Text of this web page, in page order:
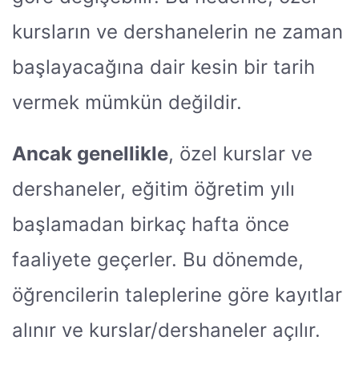
kursların ve dershanelerin ne zaman
başlayacağına dair kesin bir tarih
vermek mümkün değildir.
Ancak genellikle, özel kurslar ve
dershaneler, eğitim öğretim yılı
başlamadan birkaç hafta önce
faaliyete geçerler. Bu dönemde,
öğrencilerin taleplerine göre kayıtlar
alınır ve kurslar/dershaneler açılır.